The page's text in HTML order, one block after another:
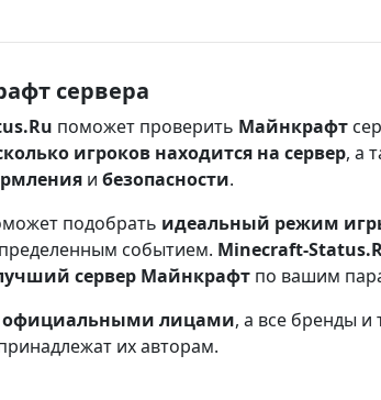
сервера
поможет проверить Майнкрафт
игроков находится на сервер, а
и безопасности.
подобрать идеальный режим
событием. Minecraft-
сервер Майнкрафт по вашим
официальными лицами, а все бренды и
их авторам.